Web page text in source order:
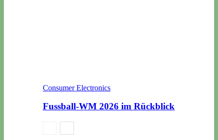
Consumer Electronics
Fussball-WM 2026 im Rückblick